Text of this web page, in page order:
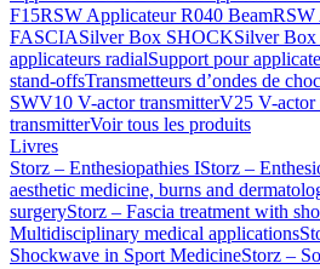
F15RSW Applicateur R040 BeamRSW
FASCIASilver Box SHOCKSilver
applicateurs radialSupport pour
stand-offsTransmetteurs d’ondes de
SWV10 V-actor transmitterV25 V-actor
transmitterVoir tous les produits
Livres
Storz – Enthesiopathies IStorz –
aesthetic medicine, burns and
surgeryStorz – Fascia treatment with
Multidisciplinary medical applications
Shockwave in Sport MedicineStorz –